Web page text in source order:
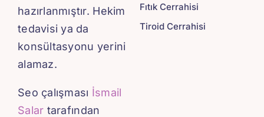
hazırlanmıştır. Hekim
tedavisi ya da
konsültasyonu yerini
alamaz.
Seo çalışması İsmail
Salar tarafından
Fıtık Cerrahisi
Tiroid Cerrahisi